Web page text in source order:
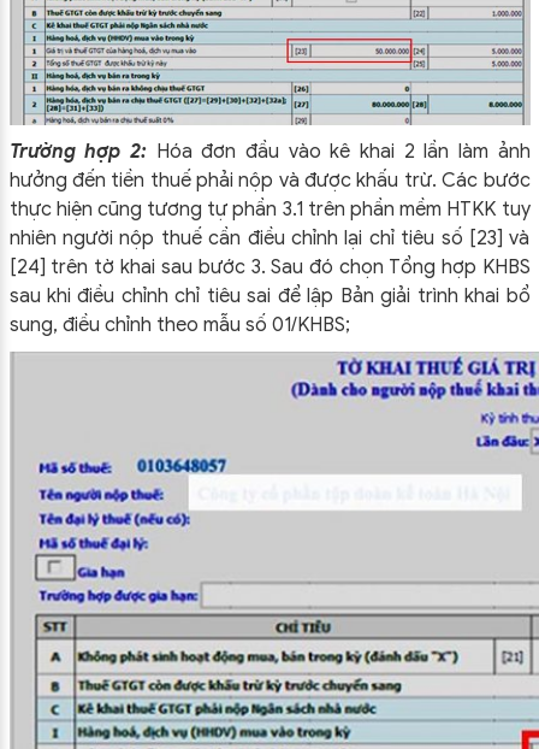
Trường hợp 2:Hóa đơn đầu vào kê khai 2 lần làm ảnh
hưởng đến tiền thuế phải nộp và được khấu trừ. Các bước
thực hiện cũng tương tự phần 3.1 trên phần mềm HTKK tuy
nhiên người nộp thuế cần điều chỉnh lại chỉ tiêu số [23] và
[24] trên tờ khai sau bước 3. Sau đó chọn Tổng hợp KHBS
sau khi điều chỉnh chỉ tiêu sai để lập Bản giải trình khai bổ
sung, điều chỉnh theo mẫu số 01/KHBS;